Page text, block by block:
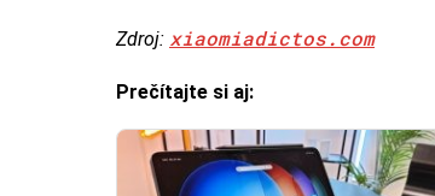
Zdroj: xiaomiadictos.com
Prečítajte si aj: